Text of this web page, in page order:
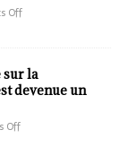
Off
sur la
devenue un
Off